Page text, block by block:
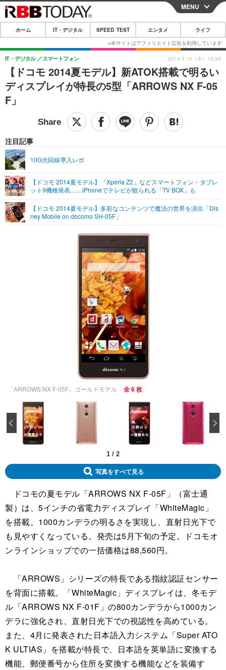
CLOSE
ホーム
IT・デジタル
IT・デジタルTOP スマートフォン
ショッピング その他
SPEED TEST
エンタメ
エンタメTOP 映画・ドラマ
音楽
グラビア ブログ
ペット
その他
リリース一覧
プッシュ通知の停止方法
MENU
ホーム IT・デジタル SPEED TEST エンタメ ライフ
【ドコモ 2014夏モデル】新ATOK搭載で明るい
ディスプレイが特長の5型「ARROWS NX F-05
F」
IT・デジタル スマートフォン
注目記事
10G光回線導入レポ
【ドコモ 2014夏モデル】「Xperia Z2」などスマートフォン・タブレ
ット9機種発表……iPhoneでテレビが観られる「TV BOX」も
【ドコモ 2014夏モデル】多彩なコンテンツで魔法の世界を演出「Dis
ney Mobile on docomo SH-05F」
2014.5.15（木）18:39
「ARROWS NX F-05F」ゴールドモデル 全 6 枚
1 / 2
‹
写真をすべて見る
ドコモの夏モデル「ARROWS NX F-05F」（富士通
製）は、5インチの省電力ディスプレイ「WhiteMagic」
を搭載。1000カンデラの明るさを実現し、直射日光下で
も見やすくなっている。発売は5月下旬の予定。ドコモオ
ンラインショップでの一括価格は88,560円。
「ARROWS」シリーズの特長である指紋認証センサー
を背面に搭載。「WhiteMagic」ディスプレイは、冬モデ
ル「ARROWS NX F-01F」の800カンデラから1000カン
デラに強化され、直射日光下での視認性を高めている。
また、4月に発表された日本語入力システム「Super ATO
K ULTIAS」を搭載が特長で、日本語を英単語に変換する
機能、郵便番号から住所を変換する機能などを装備す